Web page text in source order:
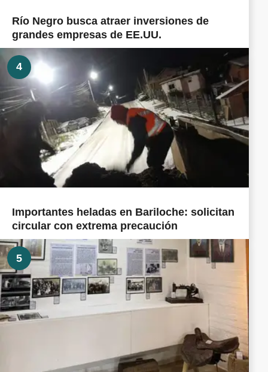
Río Negro busca atraer inversiones de
grandes empresas de EE.UU.
4
Importantes heladas en Bariloche: solicitan
circular con extrema precaución
5